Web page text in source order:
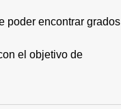
poder encontrar grados
el objetivo de